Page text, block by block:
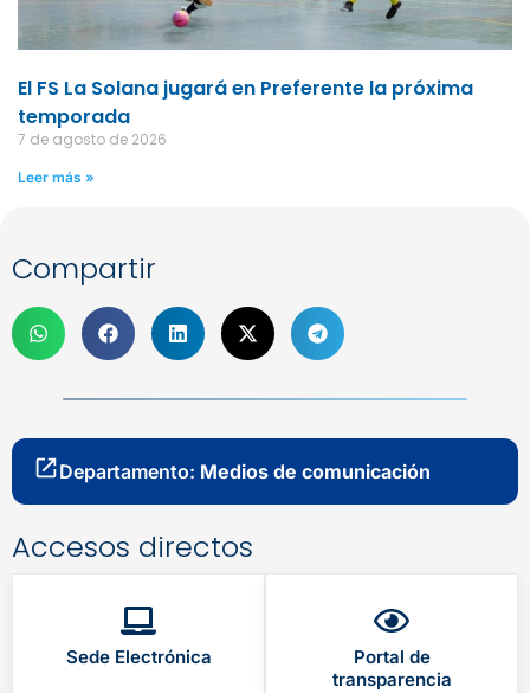
El FS La Solana jugará en Preferente la próxima
temporada
7 de agosto de 2026
Leer más »
Compartir
Departamento: Medios de comunicación
Accesos directos
Sede Electrónica
Portal de
transparencia